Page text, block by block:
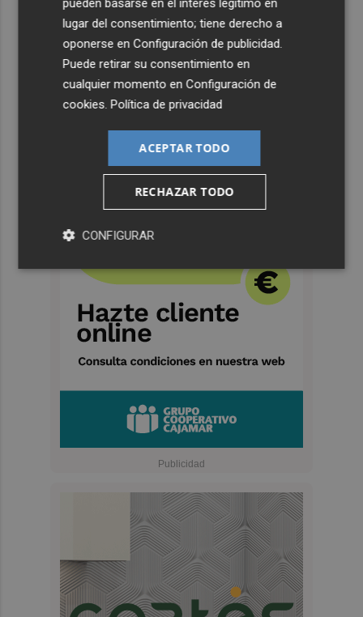
lugar del consentimiento; tiene derecho a
oponerse enConfiguración de publicidad
Puede retirar su consentimiento en
cualquier momento enConfiguración de
cookies .Política de privacidad
ACEPTAR TODO
RECHAZAR TODO
CONFIGURAR